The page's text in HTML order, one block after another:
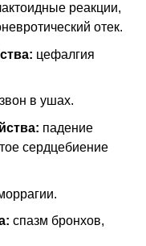
реакции,
отек.
цефалгия
звон в ушах.
падение
сердцебиение
спазм бронхов,